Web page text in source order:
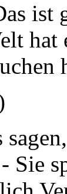
ist
hat
Sie